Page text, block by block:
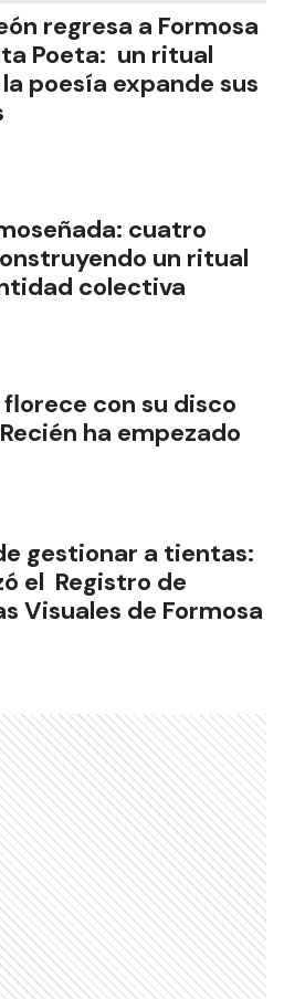
regresa a Formosa
Poeta: un ritual
poesía expande sus
cuatro
un ritual
colectiva
con su disco
ha empezado
gestionar a tientas:
el Registro de
Visuales de Formosa